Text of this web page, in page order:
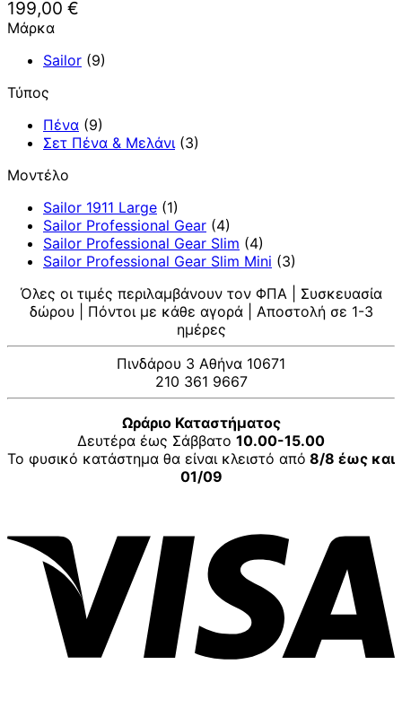
199,00 €
Μάρκα
Sailor (9)
Τύπος
Πένα (9)
Σετ Πένα & Μελάνι (3)
Μοντέλο
Sailor 1911 Large (1)
Sailor Professional Gear (4)
Sailor Professional Gear Slim (4)
Sailor Professional Gear Slim Mini (3)
Όλες οι τιμές περιλαμβάνουν τον ΦΠΑ | Συσκευασία
δώρου | Πόντοι με κάθε αγορά | Αποστολή σε 1-3
ημέρες
Πινδάρου 3 Αθήνα 10671
210 361 9667
Ωράριο Καταστήματος
Δευτέρα έως Σάββατο 10.00-15.00
Το φυσικό κατάστημα θα είναι κλειστό από 8/8 έως και
01/09